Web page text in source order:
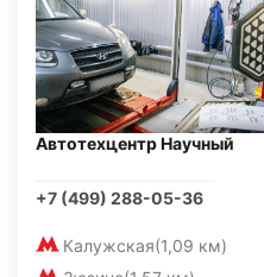
Автотехцентр Научный
+7 (499) 288-05-36
Калужская(1,09 км)